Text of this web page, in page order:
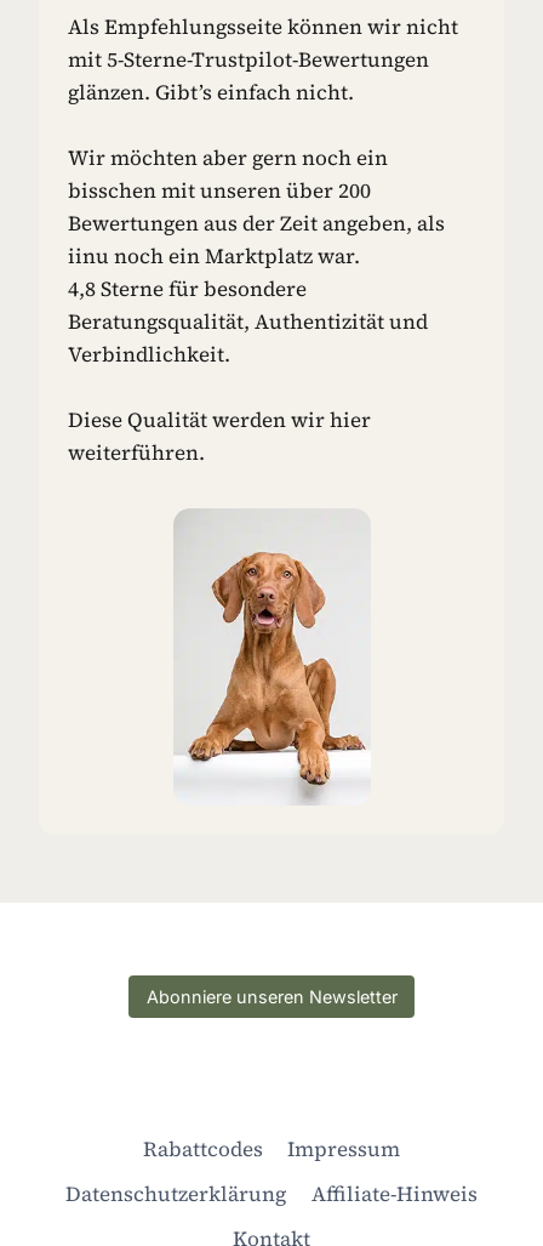
K
M
A
T
E
N
I
D
E
E
N
F
R
E
N
H
Als Empfehlungsseite können wir nicht
mit 5-Sterne-Trustpilot-Bewertungen
glänzen. Gibt’s einfach nicht.
Wir möchten aber gern noch ein
bisschen mit unseren über 200
Bewertungen aus der Zeit angeben, als
iinu noch ein Marktplatz war.
4,8 Sterne für besondere
Beratungsqualität, Authentizität und
Verbindlichkeit.
Diese Qualität werden wir hier
weiterführen.
Abonniere unseren Newsletter
Rabattcodes
Impressum
Datenschutzerklärung
Affiliate-Hinweis
Kontakt